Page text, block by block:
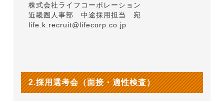
株式会社ライフコーポレーション
近畿圏人事部 中途採用担当 宛
life.k.recruit@lifecorp.co.jp
2.採用選考会（面接・適性検査）